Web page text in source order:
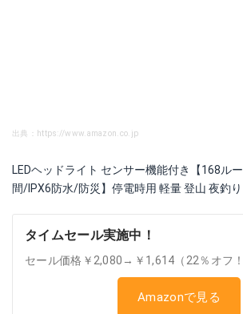
出典：https://www.amazon.co.jp
LEDヘッドライト センサー機能付き【168ル
間/IPX6防水/防災】停電時用 軽量 登山 夜釣
タイムセール実施中！
セール価格￥2,080→￥1,614（22％オフ！
Amazonで見る